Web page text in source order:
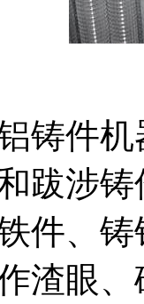
件机
跋涉
件、
渣眼